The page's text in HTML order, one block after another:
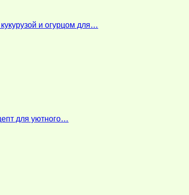
и огурцом для…
для уютного…